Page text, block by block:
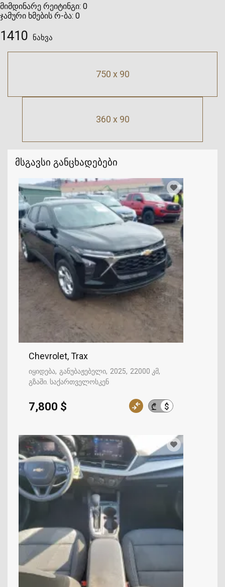
360 x 90
მსგავსი განცხადებები
Chevrolet, Trax
იყიდება განუბაჟებელი 2025
22000 კმ
გზაში. საქართველოსკენ
₾ $
7,800 $
მიმდინარე რეიტინგი: 0
ჯამური ხმების რ-ბა: 0
1410 ნახვა
750 x 90